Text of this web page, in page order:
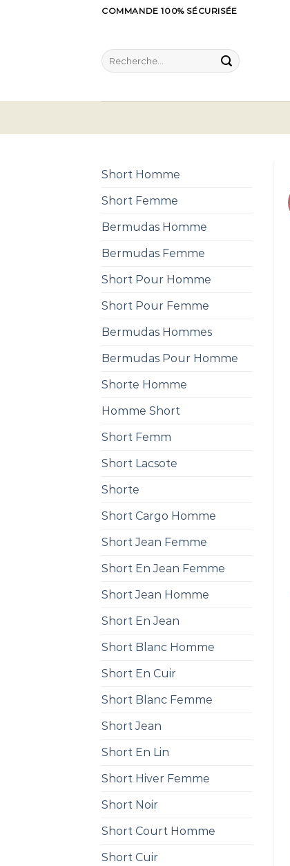
COMMANDE 100% SÉCURISÉE
Recherche
pour :
Short Homme
Short Femme
Bermudas Homme
Bermudas Femme
Short Pour Homme
Short Pour Femme
Bermudas Hommes
Bermudas Pour Homme
Shorte Homme
Homme Short
Short Femm
Short Lacsote
Shorte
Short Cargo Homme
Short Jean Femme
Short En Jean Femme
Short Jean Homme
Short En Jean
Short Blanc Homme
Short En Cuir
Short Blanc Femme
Short Jean
Short En Lin
Short Hiver Femme
Short Noir
Short Court Homme
Short Cuir